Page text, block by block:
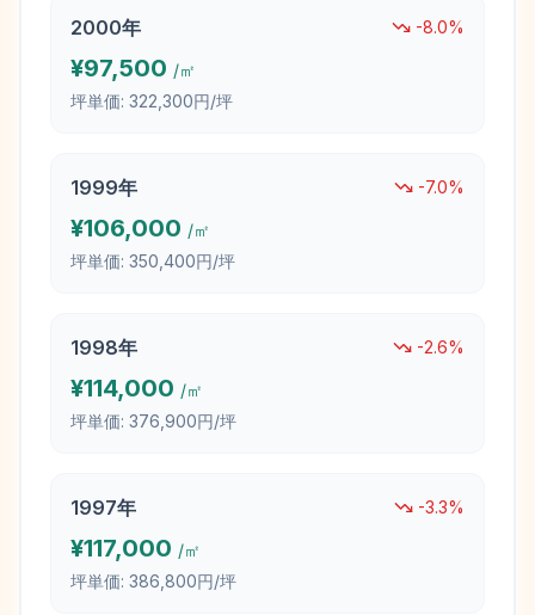
2000年 -8.0%
¥97,500 /㎡
坪単価: 322,300円/坪
1999年 -7.0%
¥106,000 /㎡
坪単価: 350,400円/坪
1998年 -2.6%
¥114,000 /㎡
坪単価: 376,900円/坪
1997年 -3.3%
¥117,000 /㎡
坪単価: 386,800円/坪